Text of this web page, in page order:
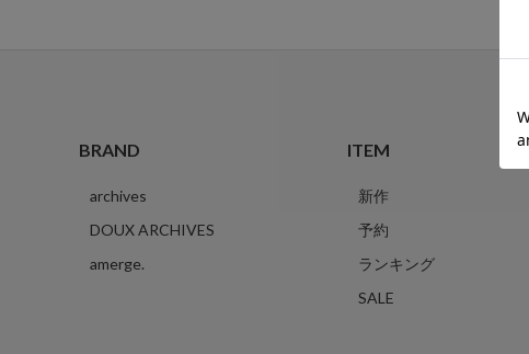
BRAND
archives
DOUX ARCHIVES
amerge.
ITEM
新作
予約
ランキング
SALE